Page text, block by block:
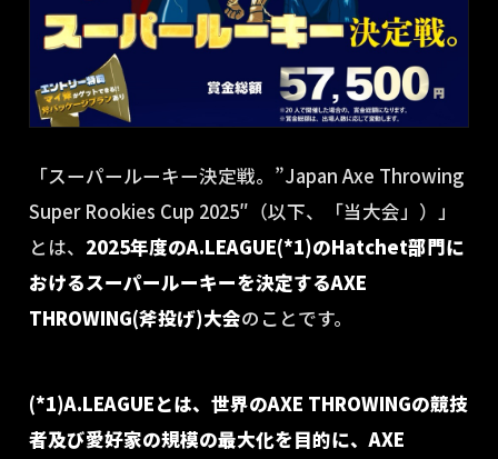
「スーパールーキー決定戦。”Japan Axe Throwing
Super Rookies Cup 2025″（以下、「当大会」）」
とは、 2025年度のA.LEAGUE(*1)のHatchet部門に
おけるスーパールーキーを決定するAXE
THROWING(斧投げ)大会のことです。
(*1)A.LEAGUEとは、世界のAXE THROWINGの競技
者及び愛好家の規模の最大化を目的に、AXE